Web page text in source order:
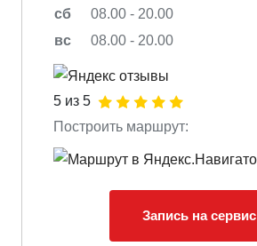
сб
08.00 - 20.00
вс
08.00 - 20.00
5 из 5
Построить маршрут:
Запись на сервис